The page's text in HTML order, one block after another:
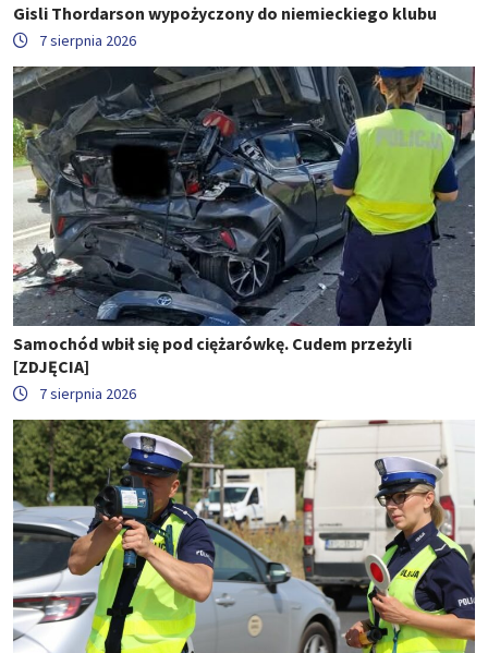
Gisli Thordarson wypożyczony do niemieckiego klubu
7 sierpnia 2026
Samochód wbił się pod ciężarówkę. Cudem przeżyli
[ZDJĘCIA]
7 sierpnia 2026